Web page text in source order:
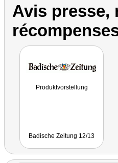
Avis presse,
Produktvorstellung
Badische Zeitung 12/13